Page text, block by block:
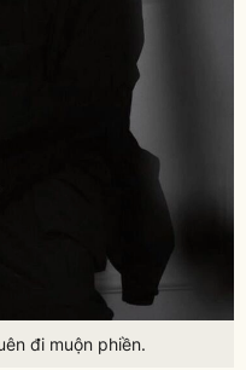
đi muộn phiền.